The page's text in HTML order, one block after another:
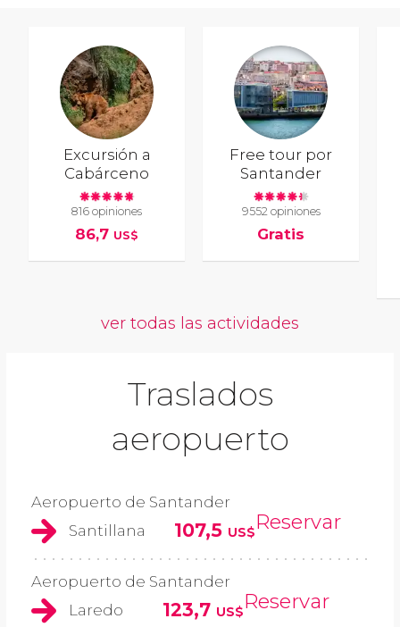
Excursión a
Cabárceno
816 opiniones
86,7 US$
Free tour por
Santander
9552 opiniones
Gratis
ver todas las actividades
Traslados
aeropuerto
Aeropuerto de Santander
Santillana
107,5 US$Reservar
Aeropuerto de Santander
Laredo
123,7 US$Reservar